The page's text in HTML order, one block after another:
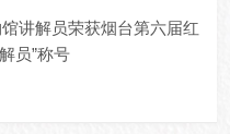
讲解员荣获烟台第六届红
员”称号